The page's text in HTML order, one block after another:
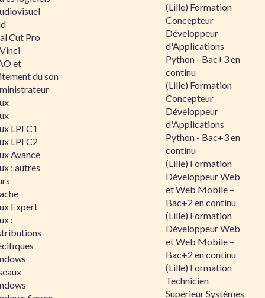
Cut Pro
et
du son
LPI C1
LPI C2
Avancé
: autres
Expert
:
(Lille) Formation
Concepteur
Développeur
d'Applications
Python - Bac+3 en
continu
(Lille) Formation
Concepteur
Développeur
d'Applications
Python - Bac+3 en
continu
(Lille) Formation
Développeur Web
et Web Mobile –
Bac+2 en continu
(Lille) Formation
Développeur Web
et Web Mobile –
Bac+2 en continu
(Lille) Formation
Technicien
Supérieur Systèmes